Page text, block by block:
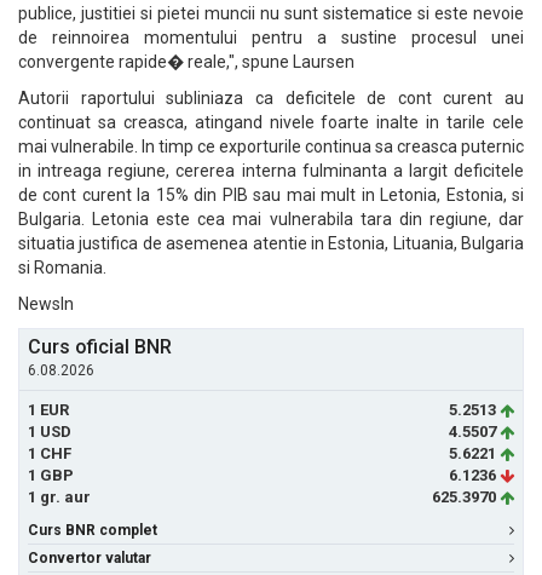
publice, justitiei si pietei muncii nu sunt sistematice si este nevoie
de reinnoirea momentului pentru a sustine procesul unei
convergente rapide� reale,", spune Laursen
Autorii raportului subliniaza ca deficitele de cont curent au
continuat sa creasca, atingand nivele foarte inalte in tarile cele
mai vulnerabile. In timp ce exporturile continua sa creasca puternic
in intreaga regiune, cererea interna fulminanta a largit deficitele
de cont curent la 15% din PIB sau mai mult in Letonia, Estonia, si
Bulgaria. Letonia este cea mai vulnerabila tara din regiune, dar
situatia justifica de asemenea atentie in Estonia, Lituania, Bulgaria
si Romania.
NewsIn
Curs oficial BNR
6.08.2026
1 EUR
5.2513
1 USD
4.5507
1 CHF
5.6221
1 GBP
6.1236
1 gr. aur
625.3970
Curs BNR complet
Convertor valutar